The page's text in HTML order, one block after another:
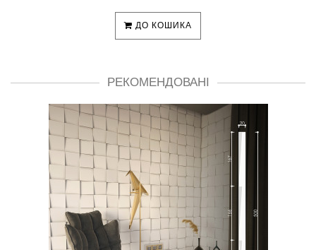
ДО КОШИКА
РЕКОМЕНДОВАНІ